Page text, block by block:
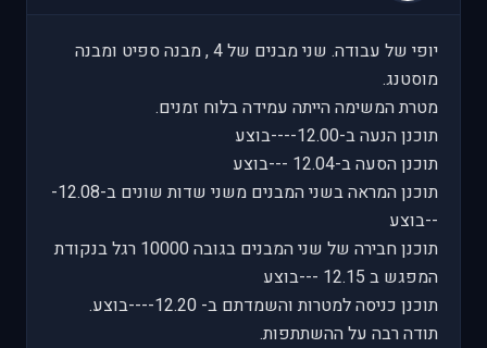
יופי של עבודה. שני מבנים של 4 , מבנה ספיט ומבנה
מוסטנג.
מטרת המשימה הייתה עמידה בלוח זמנים.
תוכנן הנעה ב-12.00----בוצע
תוכנן הסעה ב-12.04 ---בוצע
תוכנן המראה בשני המבנים משני שדות שונים ב-12.08-
--בוצע
תוכנן חבירה של שני המבנים בגובה 10000 רגל בנקודת
המפגש ב 12.15 ---בוצע
תוכנן כניסה למטרות והשמדתם ב- 12.20----בוצע.
תודה רבה על ההשתתפות.